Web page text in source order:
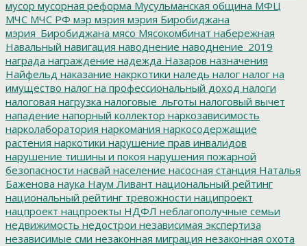
мусор мусорная реформа Мусульманская община МФЦ
МЧС МЧС РФ мэр мэрия мэрия Биробиджана
мэрия_Биробиджана мясо Мясокомбинат набережная
Навальный навигация наводнение наводнение_2019
награда награждение надежда Назаров назначения
Найфельд наказание накркотики наледь налог налог на
имущество налог на профессиональный доход налоги
налоговая нагрузка налоговые_льготы налоговый вычет
нападение напорный коллектор наркозависимость
нарколаборатория наркомания наркосодержащие
растения наркотики нарушение прав инвалидов
нарушение тишины и покоя нарушения пожарной
безопасности насвай население насосная станция Наталья
Баженова наука Наум Ливант национальный рейтинг
национальный рейтинг тревожности наципроект
нацпроект нацпроекты НДФЛ неблагополучные семьи
недвижимость недострои независимая экспертиза
независимые сми незаконная миграция незаконная охота